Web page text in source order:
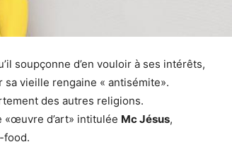
soupçonne d’en vouloir à ses intérêts,
vieille rengaine « antisémite».
des autres religions.
«œuvre d’art» intitulée Mc Jésus,
food.